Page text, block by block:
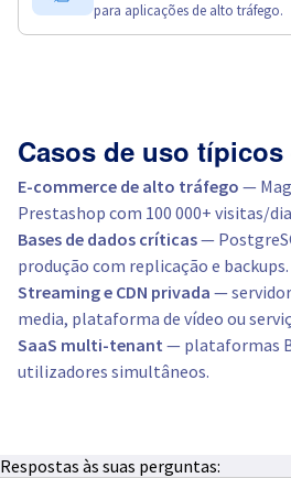
para aplicações de alto tráfego.
Casos de uso típicos
E-commerce de alto tráfego —
Prestashop com 100 000+ visitas/
Bases de dados críticas—
produção com replicação e backups.
Streaming e CDN privada —
media, plataforma de vídeo ou
SaaS multi-tenant — plataformas
utilizadores simultâneos.
Respostas às suas perguntas: